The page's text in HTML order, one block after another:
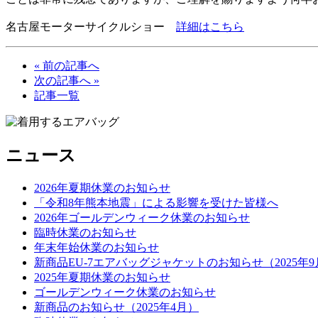
名古屋モーターサイクルショー 詳細はこちら
« 前の記事へ
次の記事へ »
記事一覧
ニュース
2026年夏期休業のお知らせ
「令和8年熊本地震」による影響を受けた皆様へ
2026年ゴールデンウィーク休業のお知らせ
臨時休業のお知らせ
年末年始休業のお知らせ
新商品EU-7エアバッグジャケットのお知らせ（2025年9
2025年夏期休業のお知らせ
ゴールデンウィーク休業のお知らせ
新商品のお知らせ（2025年4月）